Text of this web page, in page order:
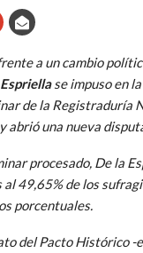
a un cambio
se impuso en
de la Registraduría
abrió una nueva
procesado, De la
49,65% de los
porcentuales.
del Pacto Histórico